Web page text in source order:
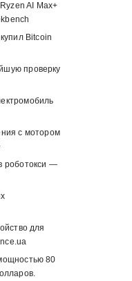
AI Max+
Bitcoin
проверку
с мотором
роботокси —
для
80